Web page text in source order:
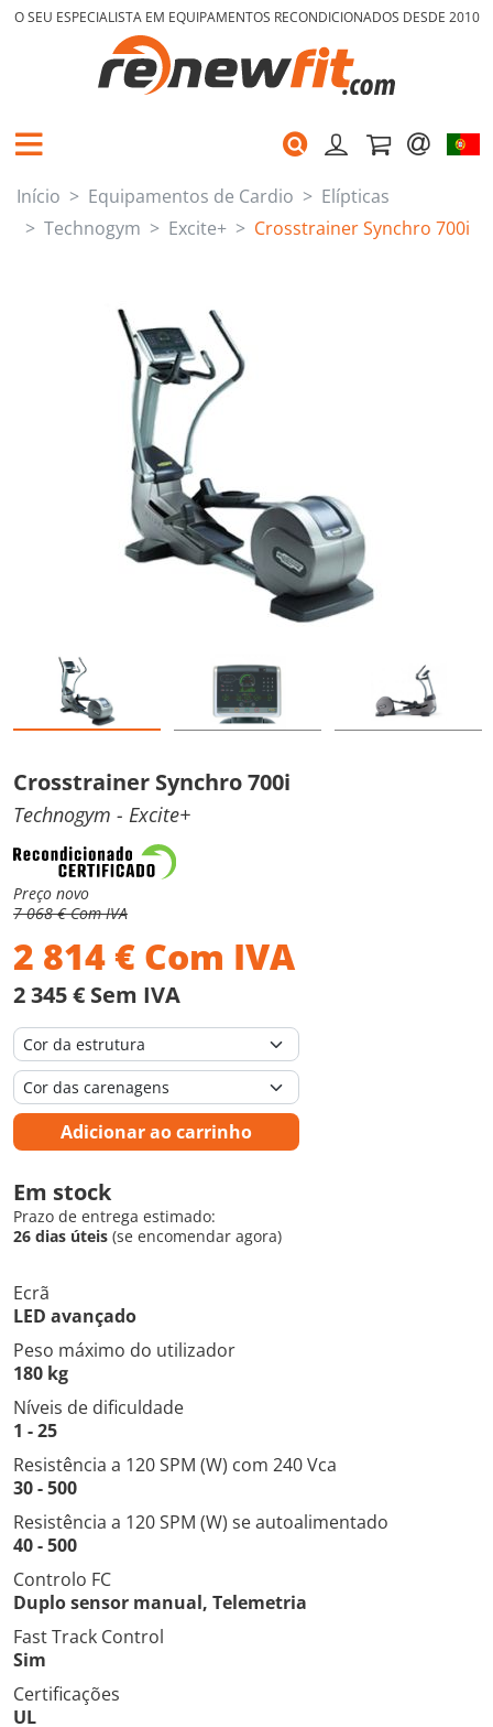
O SEU ESPECIALISTA EM EQUIPAMENTOS RECONDICIONADOS DESDE 2010
Início Equipamentos de Cardio
Elípticas
Technogym
Excite+ Crosstrainer Synchro 700i
Crosstrainer Synchro 700i
Technogym - Excite+
Preço novo
7 068 € Com IVA
2 814€ Com IVA
2 345 € Sem IVA
Adicionar ao carrinho
Em stock
Prazo de entrega estimado:
26 dias úteis (se encomendar agora)
Ecrã
LED avançado
Peso máximo do utilizador
180 kg
Níveis de dificuldade
1 - 25
Resistência a 120 SPM (W) com 240 Vca
30 - 500
Resistência a 120 SPM (W) se autoalimentado
40 - 500
Controlo FC
Duplo sensor manual, Telemetria
Fast Track Control
Sim
Certificações
UL